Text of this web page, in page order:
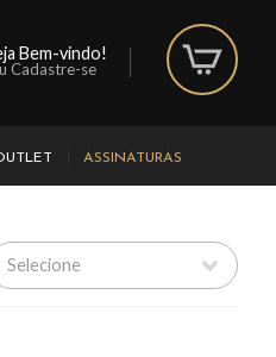
Bem-vindo!
Cadastre-se
ASSINATURAS